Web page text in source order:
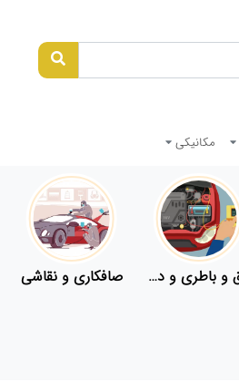
مکانیکی
برق و باطری و دیاگ صافکاری و نقاشی